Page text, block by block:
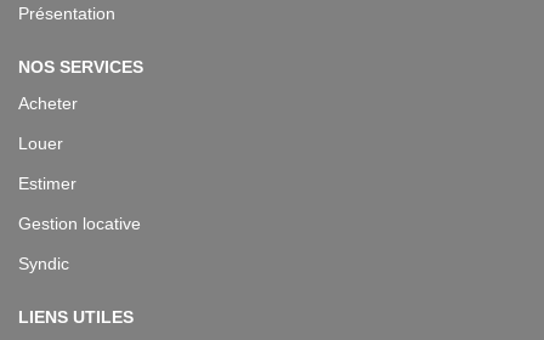
Présentation
NOS SERVICES
Acheter
Louer
Estimer
Gestion locative
Syndic
LIENS UTILES